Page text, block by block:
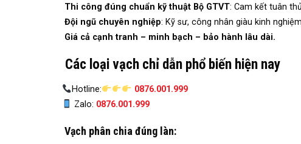
Thi công đúng chuẩn kỹ thuật Bộ GTVT: Cam kết tuân
Đội ngũ chuyên nghiệp: Kỹ sư, công nhân giàu kinh
Giá cả cạnh tranh – minh bạch – bảo hành lâu dài.
Các loại vạch chỉ dẫn phổ biến hiện nay
Hotline:
0876.001.999
Zalo: 0876.001.999
Vạch phân chia đúng làn: